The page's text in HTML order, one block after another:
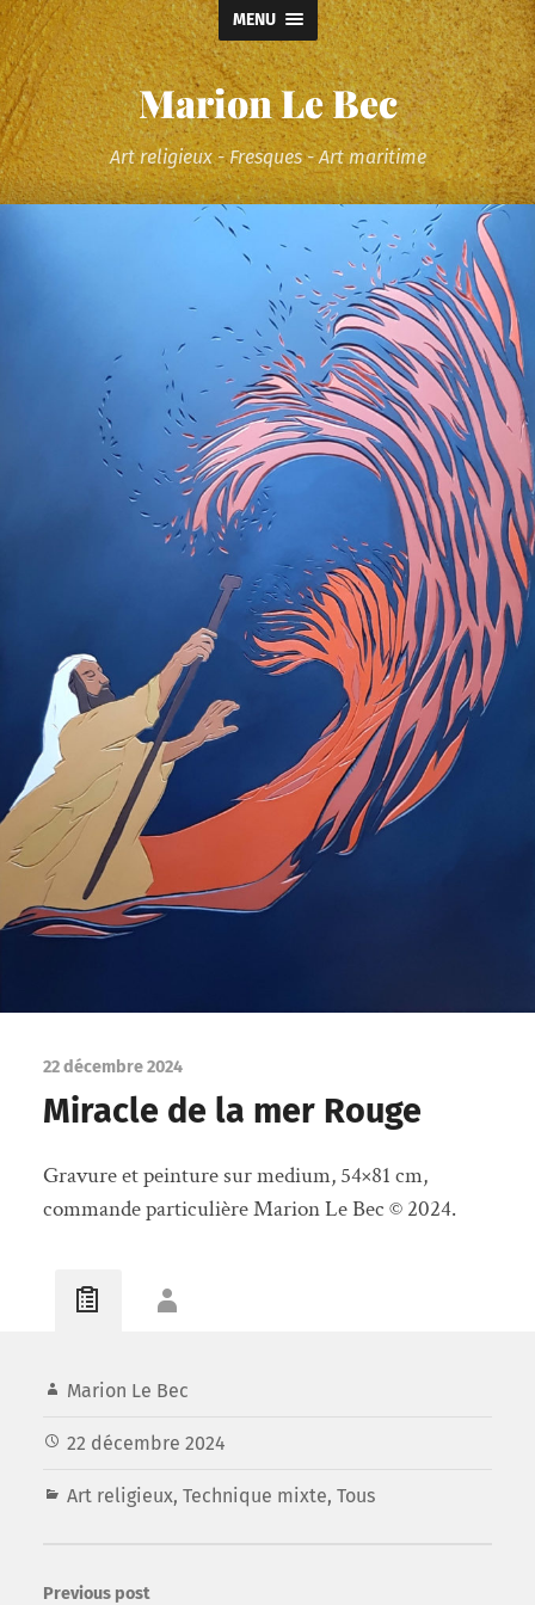
MENU
Marion Le Bec
Art religieux - Fresques - Art maritime
22 décembre 2024
Miracle de la mer Rouge
Gravure et peinture sur medium, 54×81 cm,
commande particulière Marion Le Bec © 2024.
Marion Le Bec
22 décembre 2024
Art religieux, Technique mixte, Tous
Previous post